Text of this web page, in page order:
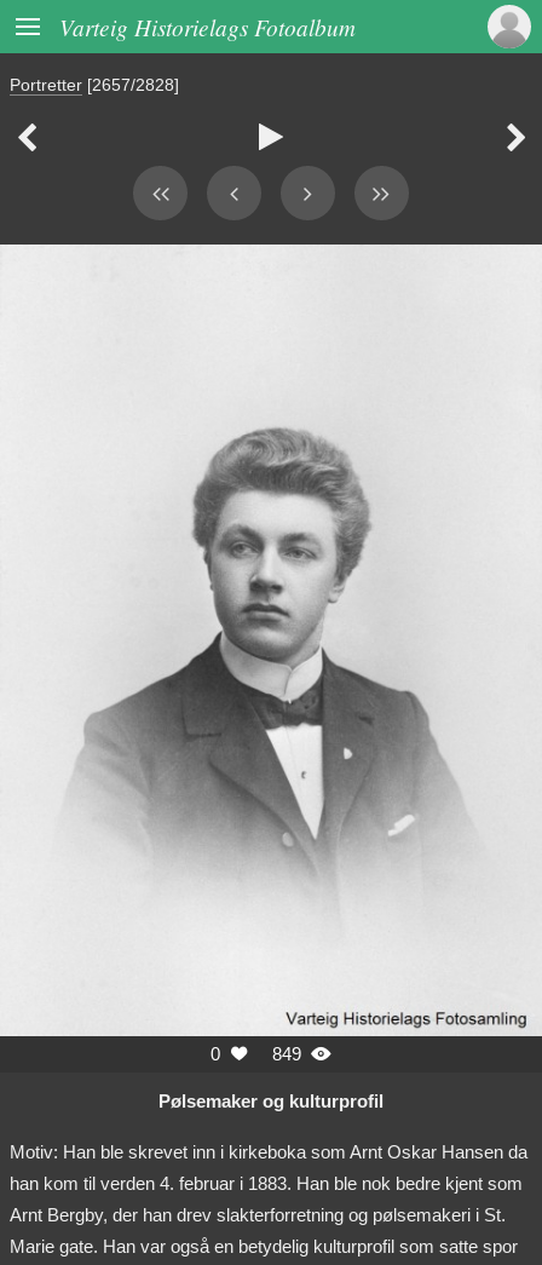
 Varteig Historielags Fotoalbum
Portretter [2657/2828]
  
0  849 
Pølsemaker og kulturprofil
Motiv: Han ble skrevet inn i kirkeboka som Arnt Oskar Hansen da
han kom til verden 4. februar i 1883. Han ble nok bedre kjent som
Arnt Bergby, der han drev slakterforretning og pølsemakeri i St.
Marie gate. Han var også en betydelig kulturprofil som satte spor